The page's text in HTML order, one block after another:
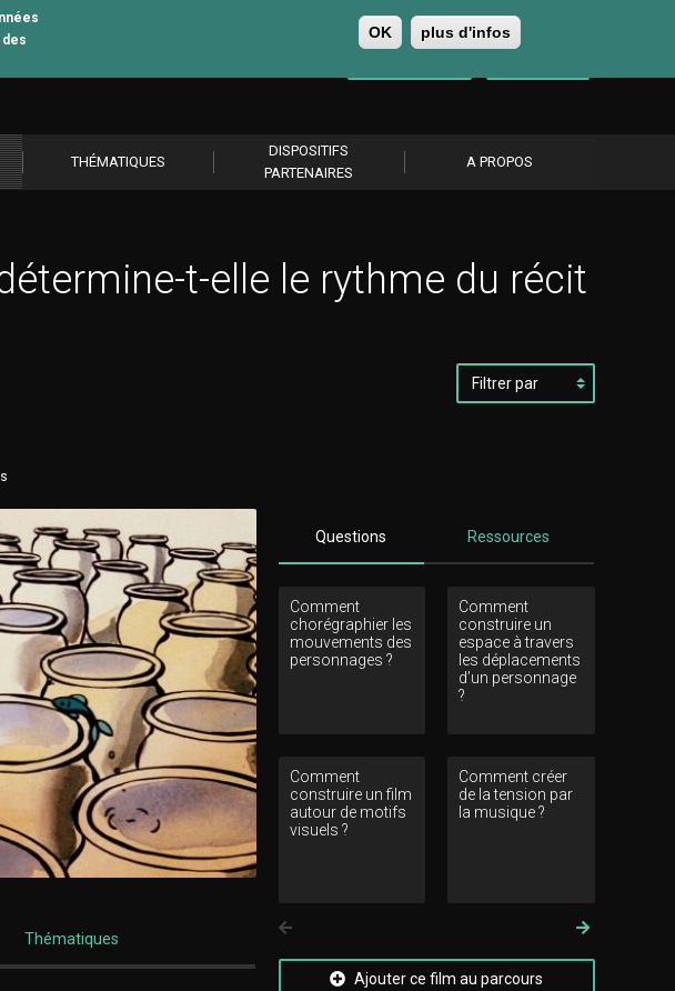
OK plus d'infos
THÉMATIQUES
DISPOSITIFS
PARTENAIRES
A PROPOS
t-elle le rythme du récit
par
la vidéo
Thématiques
Questions Ressources
Comment
chorégraphier les
mouvements des
personnages ?
Comment
construire un
espace à travers
les déplacements
d’un personnage
?
Comment
construire un film
autour de motifs
visuels ?
Comment créer
de la tension par
la musique ?
Suivant
Ajouter ce film au parcours